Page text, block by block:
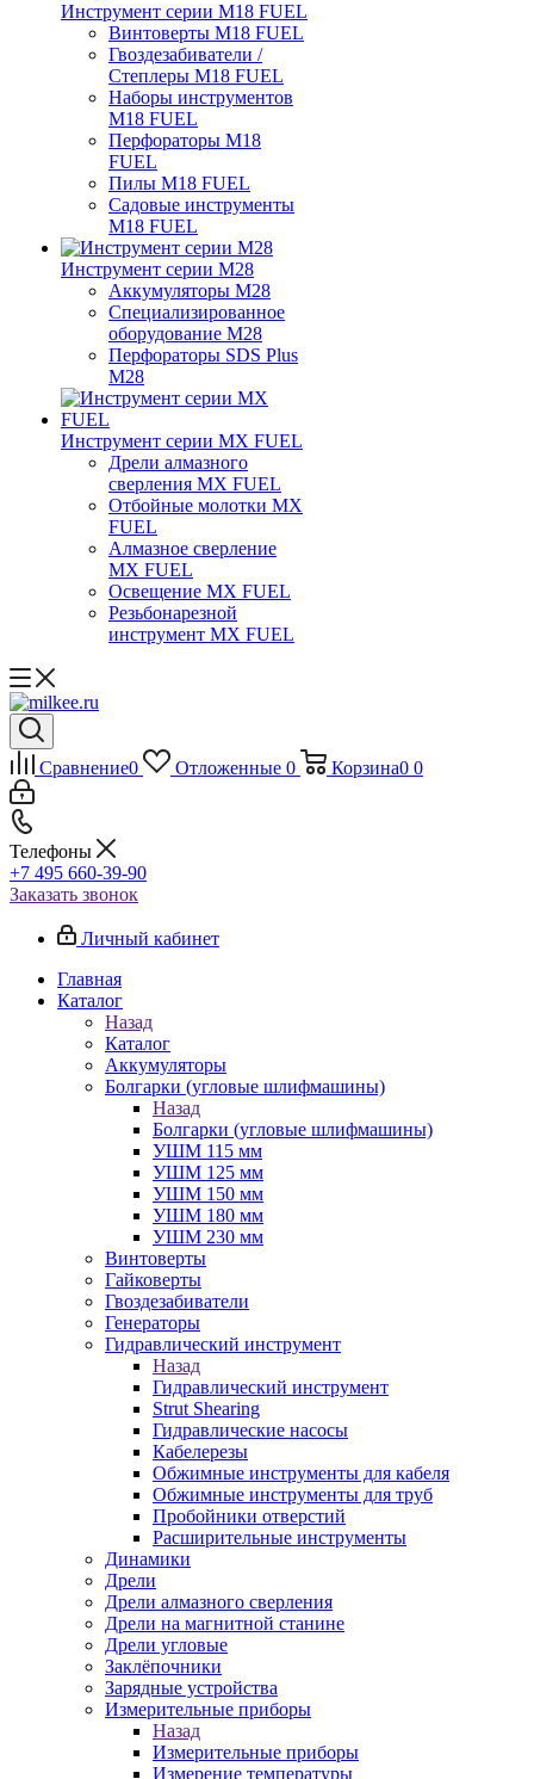
Инструмент серии M18 FUEL
Винтоверты M18 FUEL
Гвоздезабиватели /
Степлеры M18 FUEL
Наборы инструментов
M18 FUEL
Перфораторы M18
FUEL
Пилы M18 FUEL
Садовые инструменты
M18 FUEL
Инструмент серии M28
Аккумуляторы M28
Специализированное
оборудование M28
Перфораторы SDS Plus
M28
Инструмент серии MX FUEL
Дрели алмазного
сверления MX FUEL
Отбойные молотки MX
FUEL
Алмазное сверление
MX FUEL
Освещение MX FUEL
Резьбонарезной
инструмент MX FUEL
Сравнение0 Отложенные 0 Корзина0 0
Телефоны
+7 495 660-39-90
Заказать звонок
Личный кабинет
Главная
Каталог
Назад
Каталог
Аккумуляторы
Болгарки (угловые шлифмашины)
Назад
Болгарки (угловые шлифмашины)
УШМ 115 мм
УШМ 125 мм
УШМ 150 мм
УШМ 180 мм
УШМ 230 мм
Винтоверты
Гайковерты
Гвоздезабиватели
Генераторы
Гидравлический инструмент
Назад
Гидравлический инструмент
Strut Shearing
Гидравлические насосы
Кабелерезы
Обжимные инструменты для кабеля
Обжимные инструменты для труб
Пробойники отверстий
Расширительные инструменты
Динамики
Дрели
Дрели алмазного сверления
Дрели на магнитной станине
Дрели угловые
Заклёпочники
Зарядные устройства
Измерительные приборы
Назад
Измерительные приборы
Измерение температуры